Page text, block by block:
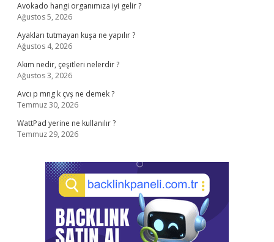
Avokado hangi organımıza iyi gelir ?
Ağustos 5, 2026
Ayakları tutmayan kuşa ne yapılır ?
Ağustos 4, 2026
Akım nedir, çeşitleri nelerdir ?
Ağustos 3, 2026
Avcı p mng k çvş ne demek ?
Temmuz 30, 2026
WattPad yerine ne kullanılır ?
Temmuz 29, 2026